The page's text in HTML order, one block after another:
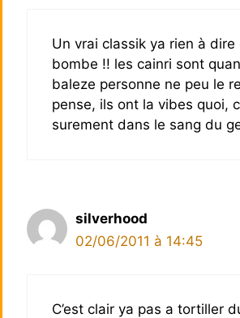
Un vrai classik ya rien à dire
bombe !! les cainri sont
baleze personne ne peu le
pense, ils ont la vibes quoi,
surement dans le sang du
silverhood
02/06/2011 à 14:45
C’est clair ya pas a tortiller